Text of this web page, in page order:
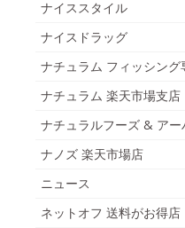
ナイススタイル
ナイスドラッグ
ナチュラム フィッシング
ナチュラム 楽天市場支店
ナチュラルフーズ & アー
ナノズ 楽天市場店
ニュース
ネットオフ 送料がお得店